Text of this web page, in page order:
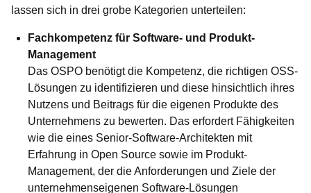
lassen sich in drei grobe Kategorien unterteilen:
Fachkompetenz für Software- und Produkt-
Management
Das OSPO benötigt die Kompetenz, die richtigen OSS-
Lösungen zu identifizieren und diese hinsichtlich ihres
Nutzens und Beitrags für die eigenen Produkte des
Unternehmens zu bewerten. Das erfordert Fähigkeiten
wie die eines Senior-Software-Architekten mit
Erfahrung in Open Source sowie im Produkt-
Management, der die Anforderungen und Ziele der
unternehmenseigenen Software-Lösungen